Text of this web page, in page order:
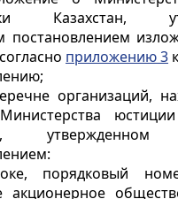
Казахстан,
постановлением
приложению 3
организаций,
утвержденном
порядковый
акционерное